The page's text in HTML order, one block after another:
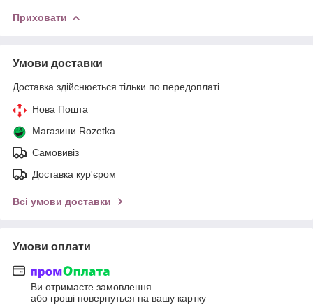
Приховати
Умови доставки
Доставка здійснюється тільки по передоплаті.
Нова Пошта
Магазини Rozetka
Самовивіз
Доставка кур'єром
Всі умови доставки
Умови оплати
Ви отримаєте замовлення
або гроші повернуться на вашу картку